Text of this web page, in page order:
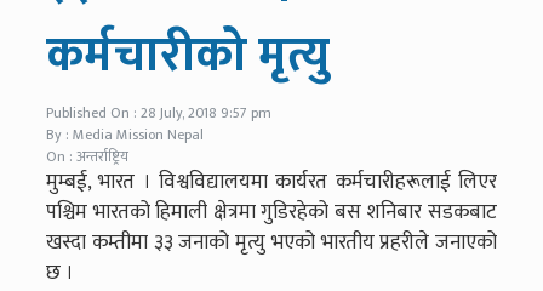
कर्मचारीको मृत्यु
Published On : 28 July, 2018 9:57 pm
By : Media Mission Nepal
On : अन्तर्राष्ट्रिय
मुम्बई, भारत । विश्वविद्यालयमा कार्यरत कर्मचारीहरूलाई लिएर
पश्चिम भारतको हिमाली क्षेत्रमा गुडिरहेको बस शनिबार सडकबाट
खस्दा कम्तीमा ३३ जनाको मृत्यु भएको भारतीय प्रहरीले जनाएको
छ ।